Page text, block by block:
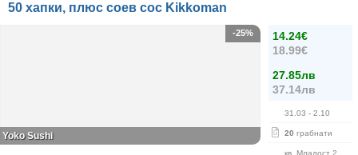
50 хапки, плюс соев сос Kikkoman
14.24€
18.99€
27.85лв
37.14лв
31.03 - 2.10
20 грабнати
кв. Младост 2
-25%
Yoko Sushi